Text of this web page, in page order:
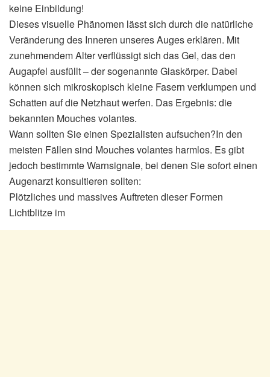
keine Einbildung!
Dieses visuelle Phänomen lässt sich durch die natürliche
Veränderung des Inneren unseres Auges erklären. Mit
zunehmendem Alter verflüssigt sich das Gel, das den
Augapfel ausfüllt – der sogenannte Glaskörper. Dabei
können sich mikroskopisch kleine Fasern verklumpen und
Schatten auf die Netzhaut werfen. Das Ergebnis: die
bekannten Mouches volantes.
Wann sollten Sie einen Spezialisten aufsuchen?In den
meisten Fällen sind Mouches volantes harmlos. Es gibt
jedoch bestimmte Warnsignale, bei denen Sie sofort einen
Augenarzt konsultieren sollten:
Plötzliches und massives Auftreten dieser Formen
Lichtblitze im